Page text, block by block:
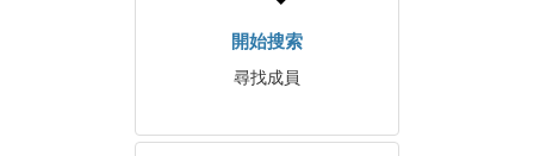
開始搜索
尋找成員